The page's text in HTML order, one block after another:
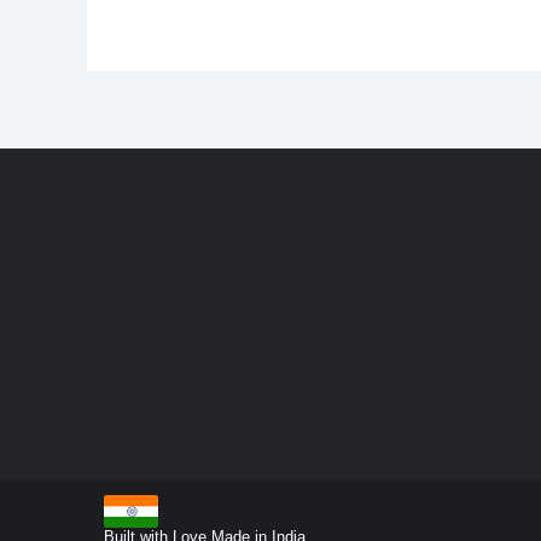
Built with Love Made in India